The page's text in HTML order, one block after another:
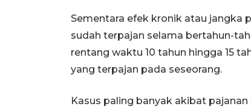
Sementara efek kronik atau jangka
sudah terpajan selama bertahun-
rentang waktu 10 tahun hingga 15
yang terpajan pada seseorang.
Kasus paling banyak akibat